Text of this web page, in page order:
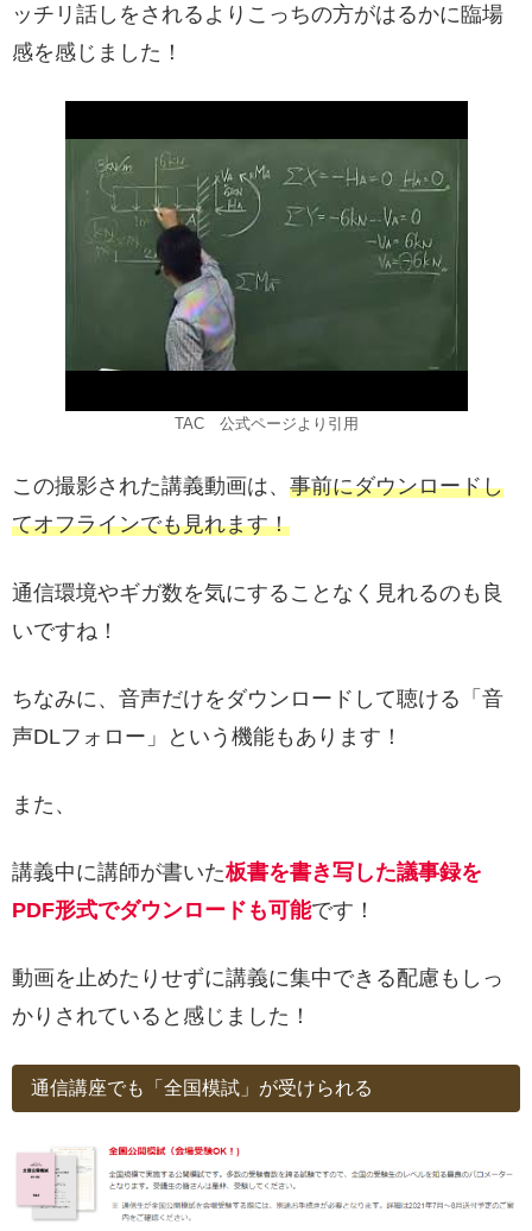
ッチリ話しをされるよりこっちの方がはるかに臨場
感を感じました！
TAC 公式ページより引用
この撮影された講義動画は、 事前にダウンロードし
てオフラインでも見れます！
通信環境やギガ数を気にすることなく見れるのも良
いですね！
ちなみに、音声だけをダウンロードして聴ける「音
声DLフォロー」という機能もあります！
また、
講義中に講師が書いた板書を書き写した議事録を
PDF形式でダウンロードも可能です！
動画を止めたりせずに講義に集中できる配慮もしっ
かりされていると感じました！
通信講座でも「全国模試」が受けられる